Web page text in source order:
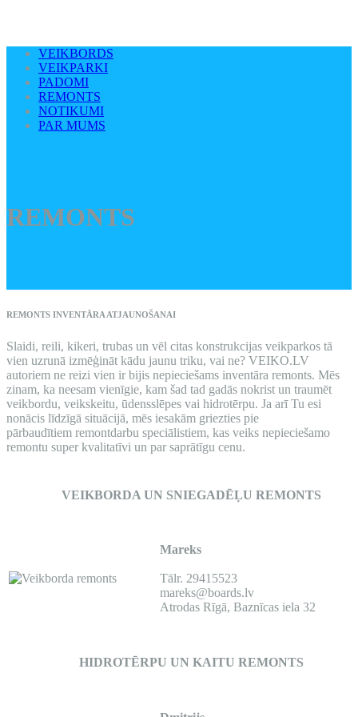
VEIKBORDS
VEIKPARKI
PADOMI
REMONTS
NOTIKUMI
PAR MUMS
REMONTS
REMONTS INVENTĀRA ATJAUNOŠANAI
Slaidi, reili, kikeri, trubas un vēl citas konstrukcijas veikparkos tā
vien uzrunā izmēģināt kādu jaunu triku, vai ne? VEIKO.LV
autoriem ne reizi vien ir bijis nepieciešams inventāra remonts. Mēs
zinam, ka neesam vienīgie, kam šad tad gadās nokrist un traumēt
veikbordu, veikskeitu, ūdensslēpes vai hidrotērpu. Ja arī Tu esi
nonācis līdzīgā situācijā, mēs iesakām griezties pie
pārbaudītiem remontdarbu speciālistiem, kas veiks nepieciešamo
remontu super kvalitatīvi un par saprātīgu cenu.
VEIKBORDA UN SNIEGADĒĻU REMONTS
Mareks
Tālr. 29415523
mareks@boards.lv
Atrodas Rīgā, Baznīcas iela 32
HIDROTĒRPU UN KAITU REMONTS